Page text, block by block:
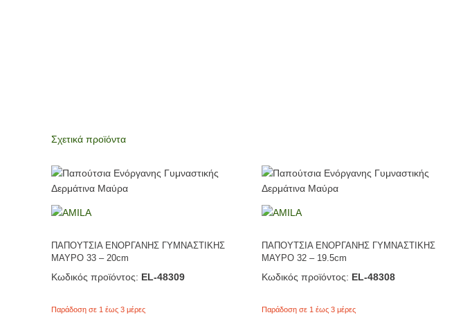
Σχετικά προϊόντα
ΠΑΠΟΥΤΣΙΑ ΕΝΟΡΓΑΝΗΣ ΓΥΜΝΑΣΤΙΚΗΣ
ΜΑΥΡΟ 33 – 20cm
Κωδικός προϊόντος: EL-48309
Παράδοση σε 1 έως 3 μέρες
ΠΑΠΟΥΤΣΙΑ ΕΝΟΡΓΑΝΗΣ ΓΥΜΝΑΣΤΙΚΗΣ
ΜΑΥΡΟ 32 – 19.5cm
Κωδικός προϊόντος: EL-48308
Παράδοση σε 1 έως 3 μέρες